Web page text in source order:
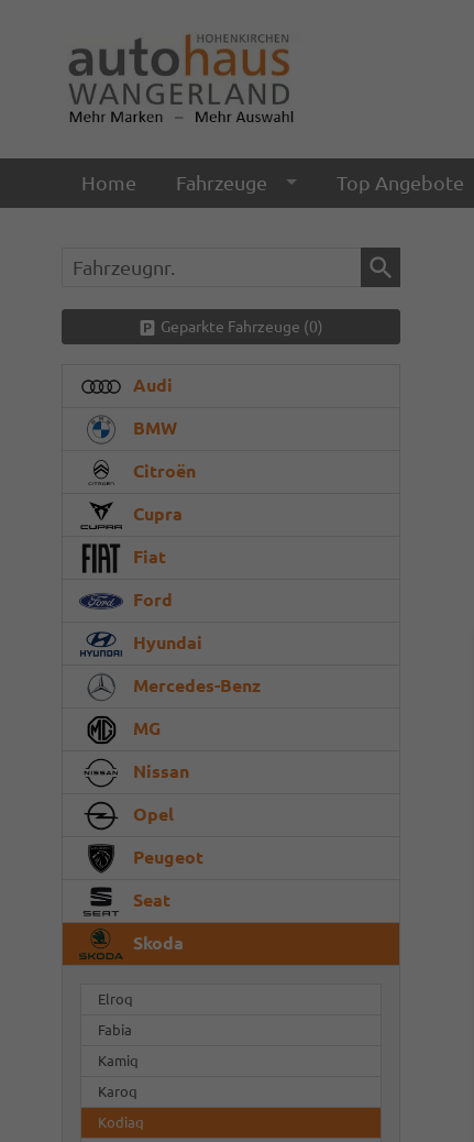
Home Fahrzeuge Top Angebote
Fahrzeugnr.
Geparkte Fahrzeuge (0)
Audi
BMW
Citroën
Cupra
Fiat
Ford
Hyundai
Mercedes-Benz
MG
Nissan
Opel
Peugeot
Seat
Skoda
Elroq
Fabia
Kamiq
Karoq
Kodiaq